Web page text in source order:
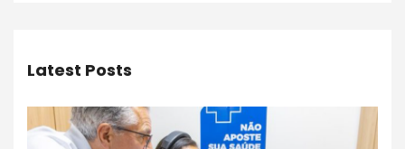
Latest Posts